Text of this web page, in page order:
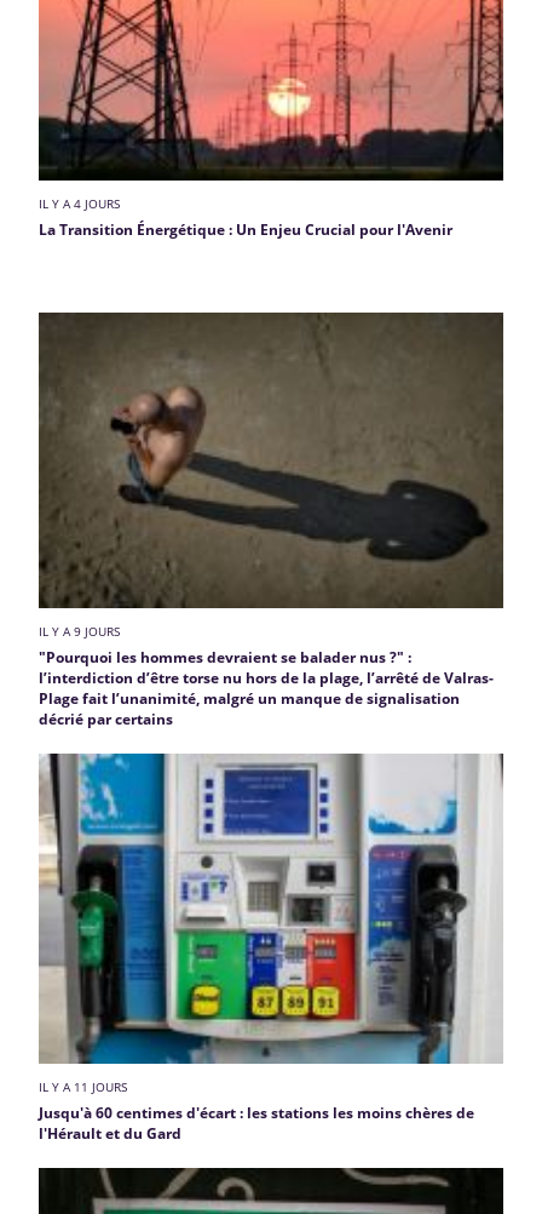
IL Y A 4 JOURS
La Transition Énergétique : Un Enjeu Crucial pour l'Avenir
IL Y A 9 JOURS
"Pourquoi les hommes devraient se balader nus ?" :
l’interdiction d’être torse nu hors de la plage, l’arrêté de Valras-
Plage fait l’unanimité, malgré un manque de signalisation
décrié par certains
IL Y A 11 JOURS
Jusqu'à 60 centimes d'écart : les stations les moins chères de
l'Hérault et du Gard